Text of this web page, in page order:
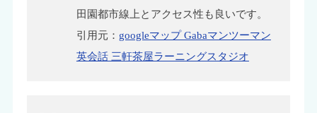
田園都市線上とアクセス性も良いです。
引用元： googleマップ Gabaマンツーマン
英会話 三軒茶屋ラーニングスタジオ